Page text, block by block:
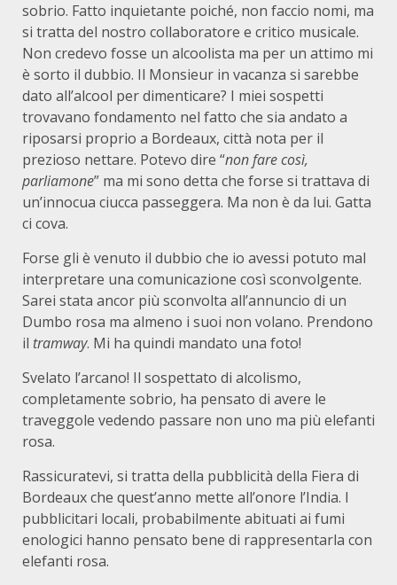
sobrio. Fatto inquietante poiché, non faccio nomi, ma
si tratta del nostro collaboratore e critico musicale.
Non credevo fosse un alcoolista ma per un attimo mi
è sorto il dubbio. Il Monsieur in vacanza si sarebbe
dato all’alcool per dimenticare? I miei sospetti
trovavano fondamento nel fatto che sia andato a
riposarsi proprio a Bordeaux, città nota per il
prezioso nettare. Potevo dire “non fare così,
parliamone” ma mi sono detta che forse si trattava di
un’innocua ciucca passeggera. Ma non è da lui. Gatta
ci cova.
Forse gli è venuto il dubbio che io avessi potuto mal
interpretare una comunicazione così sconvolgente.
Sarei stata ancor più sconvolta all’annuncio di un
Dumbo rosa ma almeno i suoi non volano. Prendono
il tramway. Mi ha quindi mandato una foto!
Svelato l’arcano! Il sospettato di alcolismo,
completamente sobrio, ha pensato di avere le
traveggole vedendo passare non uno ma più elefanti
rosa.
Rassicuratevi, si tratta della pubblicità della Fiera di
Bordeaux che quest’anno mette all’onore l’India. I
pubblicitari locali, probabilmente abituati ai fumi
enologici hanno pensato bene di rappresentarla con
elefanti rosa.